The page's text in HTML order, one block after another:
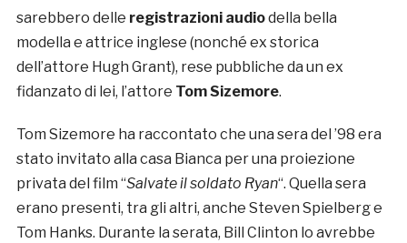
sarebbero delle registrazioni audiodella bella
modella e attrice inglese (nonché ex storica
dell’attore Hugh Grant), rese pubbliche da un ex
fidanzato di lei, l’attore Tom Sizemore.
Tom Sizemore ha raccontato che una sera del ’98 era
stato invitato alla casa Bianca per una proiezione
privata del film “Salvate il soldato Ryan“. Quella sera
erano presenti, tra gli altri, anche Steven Spielberg e
Tom Hanks. Durante la serata, Bill Clinton lo avrebbe